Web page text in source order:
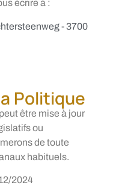
écrire à :
- 3700
Politique
être mise à jour
ou
de toute
habituels.
2024